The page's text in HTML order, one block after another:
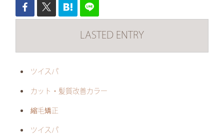
LASTED ENTRY
ツイスパ
カット・髪質改善カラー
縮毛矯正
ツイスパ